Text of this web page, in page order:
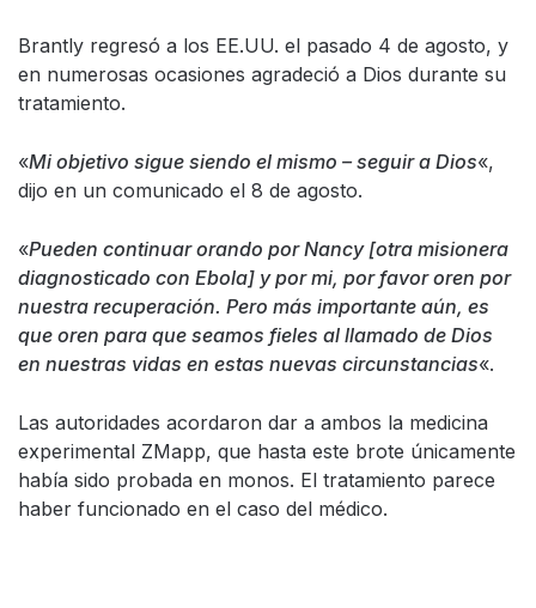
Brantly regresó a los EE.UU. el pasado 4 de agosto, y
en numerosas ocasiones agradeció a Dios durante su
tratamiento.
«Mi objetivo sigue siendo el mismo – seguir a Dios«,
dijo en un comunicado el 8 de agosto.
«Pueden continuar orando por Nancy [otra misionera
diagnosticado con Ebola] y por mi, por favor oren por
nuestra recuperación. Pero más importante aún, es
que oren para que seamos fieles al llamado de Dios
en nuestras vidas en estas nuevas circunstancias«.
Las autoridades acordaron dar a ambos la medicina
experimental ZMapp, que hasta este brote únicamente
había sido probada en monos. El tratamiento parece
haber funcionado en el caso del médico.